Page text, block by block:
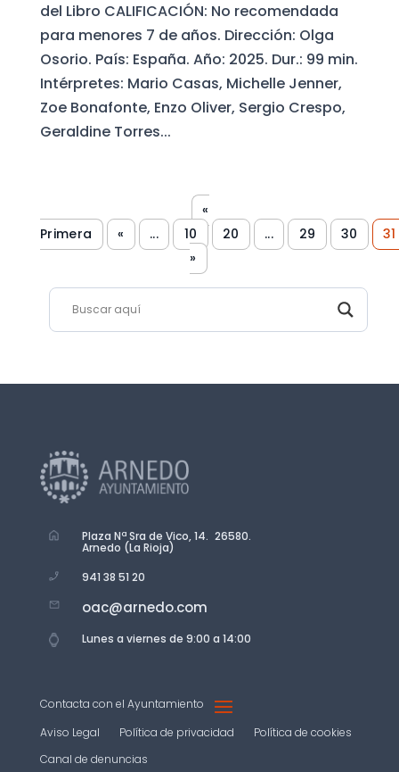
del Libro CALIFICACIÓN: No recomendada
para menores 7 de años. Dirección: Olga
Osorio. País: España. Año: 2025. Dur.: 99 min.
Intérpretes: Mario Casas, Michelle Jenner,
Zoe Bonafonte, Enzo Oliver, Sergio Crespo,
Geraldine Torres...
«
Primera
« ... 10 20 ... 29 30
31
»
Plaza Nª Sra de Vico, 14. 26580.
Arnedo (La Rioja)
941 38 51 20
oac@arnedo.com
Lunes a viernes de 9:00 a 14:00
Contacta con el Ayuntamiento
Aviso Legal
Política de privacidad
Política de cookies
Canal de denuncias